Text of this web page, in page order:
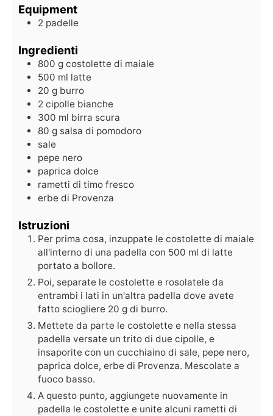
Equipment
2 padelle
Ingredienti
800 g costolette di maiale
500 ml latte
20 g burro
2 cipolle bianche
300 ml birra scura
80 g salsa di pomodoro
sale
pepe nero
paprica dolce
rametti di timo fresco
erbe di Provenza
Istruzioni
Per prima cosa, inzuppate le costolette di maiale
all'interno di una padella con 500 ml di latte
portato a bollore.
Poi, separate le costolette e rosolatele da
entrambi i lati in un'altra padella dove avete
fatto sciogliere 20 g di burro.
Mettete da parte le costolette e nella stessa
padella versate un trito di due cipolle, e
insaporite con un cucchiaino di sale, pepe nero,
paprica dolce, erbe di Provenza. Mescolate a
fuoco basso.
A questo punto, aggiungete nuovamente in
padella le costolette e unite alcuni rametti di